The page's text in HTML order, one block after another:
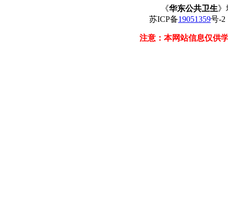
《华东公共卫生》
苏ICP备19051359号-
注意：本网站信息仅供